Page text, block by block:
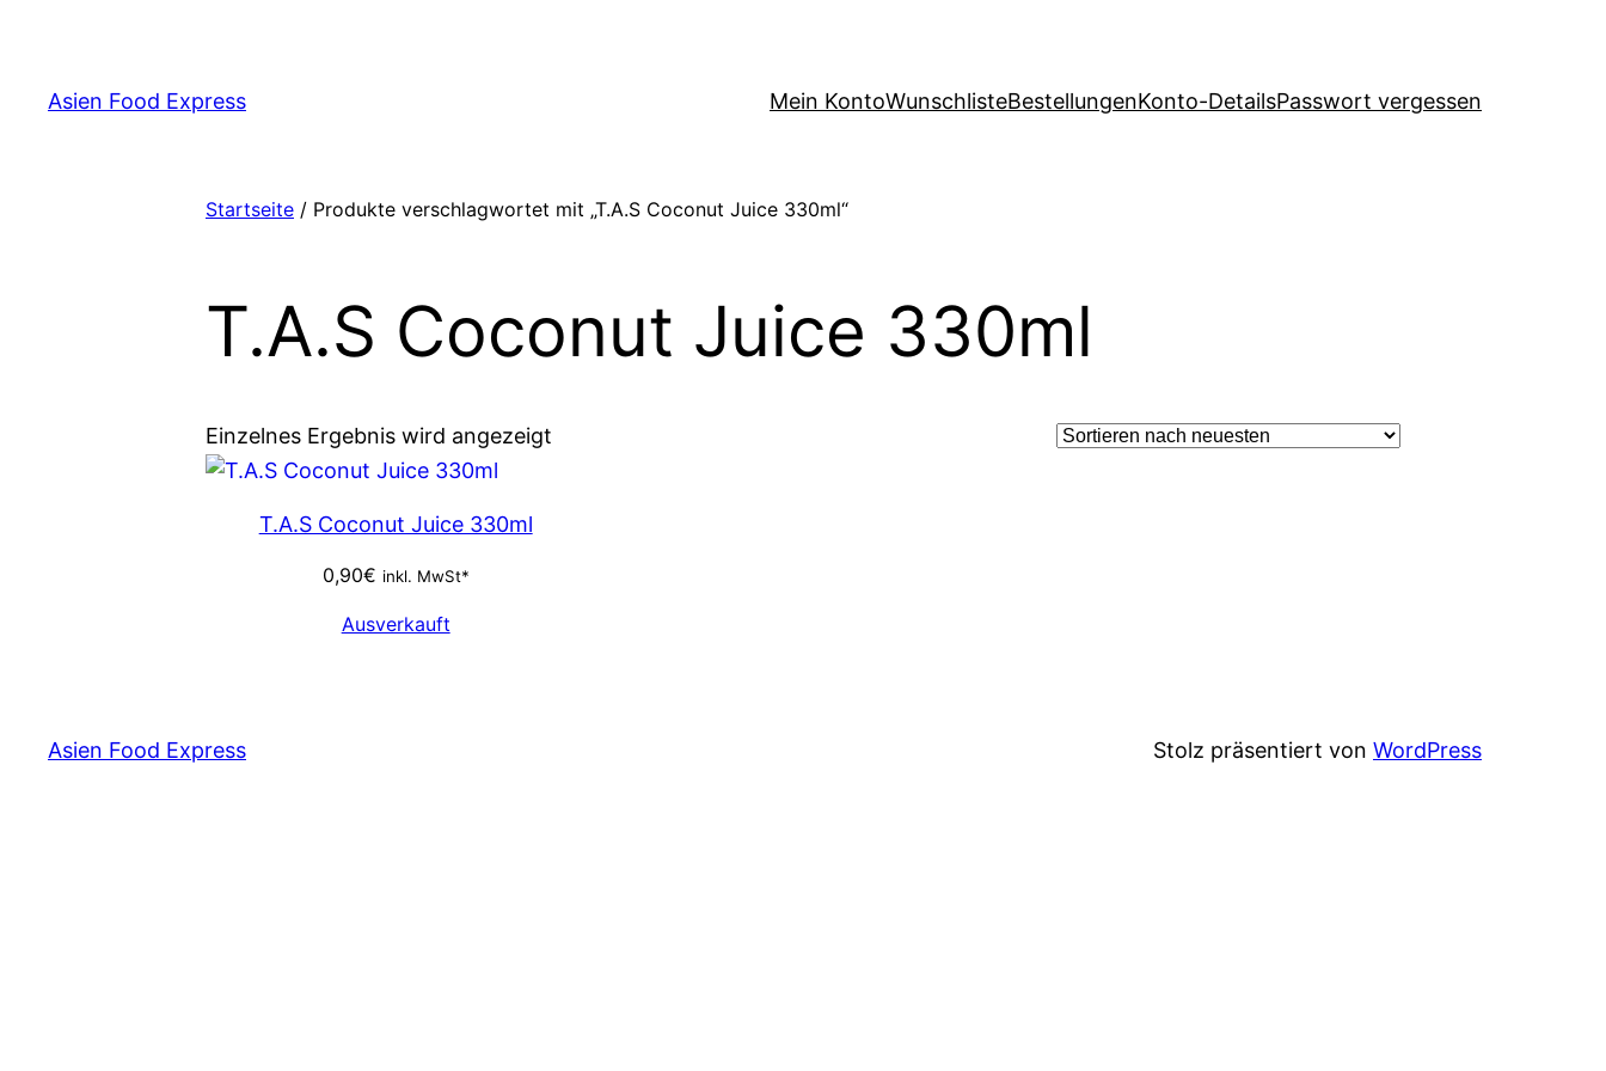
springen
Asien Food Express Mein KontoWunschlisteBestellungenKonto-DetailsPasswort vergessen
Startseite / Produkte verschlagwortet mit „T.A.S Coconut Juice 330ml“
T.A.S Coconut Juice 330ml
Einzelnes Ergebnis wird angezeigt
T.A.S Coconut Juice 330ml
0,90€ inkl. MwSt*
Ausverkauft
Asien Food Express Stolz präsentiert von WordPress